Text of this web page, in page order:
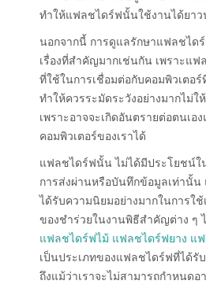
ทำให้แฟลชไดร์ฟนั้นใช้งานได้ยาว
นอกจากนี้ การดูแลรักษาแฟลชได
เรื่องที่สำคัญมากเช่นกัน เพราะแ
ที่ใช้ในการเชื่อมต่อกับคอมพิวเตอ
ทำให้ควรระมัดระวังอย่างมากไม่
เพราะอาจจะเกิดอันตรายต่อตนเอ
คอมพิวเตอร์ของเราได้
แฟลชไดร์ฟนั้น ไม่ได้มีประโยชน์ใ
การส่งผ่านหรือบันทึกข้อมูลเท่านั้
ได้รับความนิยมอย่างมากในการใ
ของชำร่วยในงานพิธีสำคัญต่าง ๆ
แฟลชไดร์ฟไม้ แฟลชไดร์ฟยาง แ
เป็นประเภทของแฟลชไดร์ฟที่ได้รั
ถึงแม้ว่าเราจะไม่สามารถกำหนดอ